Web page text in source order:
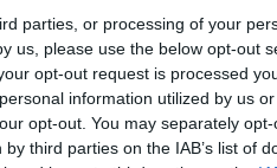
parties, or processing of your
us, please use the below opt-out
opt-out request is processed
information utilized by us
opt-out. You may separately
third parties on the IAB’s list of
του βρέθηκαν
ηλεκτρονικών
μέσα αποθήκευσης